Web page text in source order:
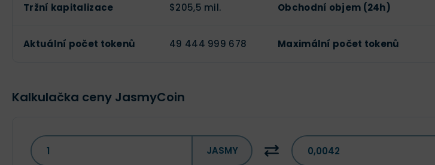
Tržní kapitalizace $205,5 mil. Obchodní objem (24h)
Aktuální počet tokenů 49 444 999 678 Maximální počet tokenů
Kalkulačka ceny JasmyCoin
JASMY